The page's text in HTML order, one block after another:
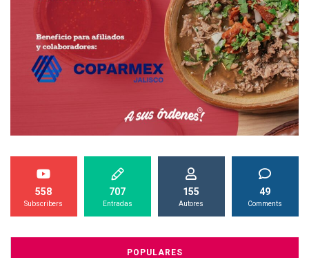
558
Subscribers
707
Entradas
155
Autores
49
Comments
POPULARES